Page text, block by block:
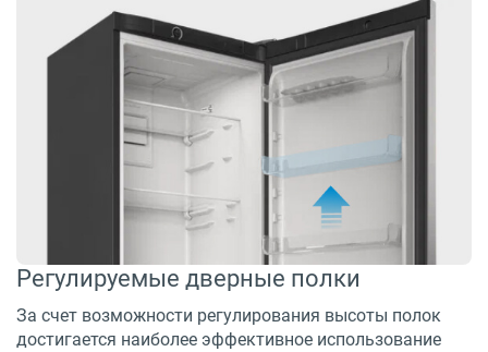
Регулируемые дверные полки
За счет возможности регулирования высоты полок
достигается наиболее эффективное использование